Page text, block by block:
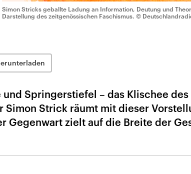
Simon Stricks geballte Ladung an Information, Deutung und
Darstellung des zeitgenössischen Faschismus. ©
Springerstiefel – das Klischee
Simon Strick räumt mit dieser
Gegenwart zielt auf die Breite der